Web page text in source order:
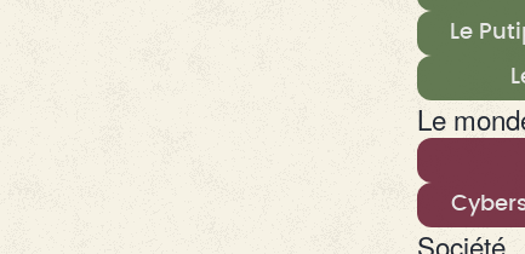
Le
Le
Société